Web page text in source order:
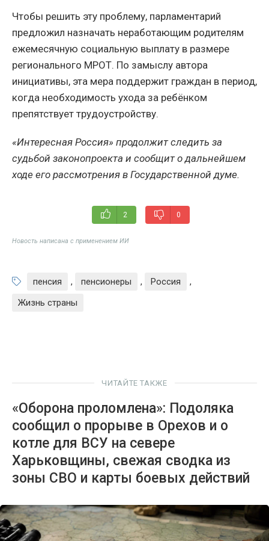
Чтобы решить эту проблему, парламентарий
предложил назначать неработающим родителям
ежемесячную социальную выплату в размере
регионального МРОТ. По замыслу автора
инициативы, эта мера поддержит граждан в период,
когда необходимость ухода за ребёнком
препятствует трудоустройству.
«Интересная Россия» продолжит следить за
судьбой законопроекта и сообщит о дальнейшем
ходе его рассмотрения в Государственной думе.
2 0
Новость написана с применением ИИ
пенсия , пенсионеры , Россия
,
Жизнь страны
ЧИТАЙТЕ ТАКЖЕ
«Оборона проломлена»: Подоляка
сообщил о прорыве в Орехов и о
котле для ВСУ на севере
Харьковщины, свежая сводка из
зоны СВО и карты боевых действий